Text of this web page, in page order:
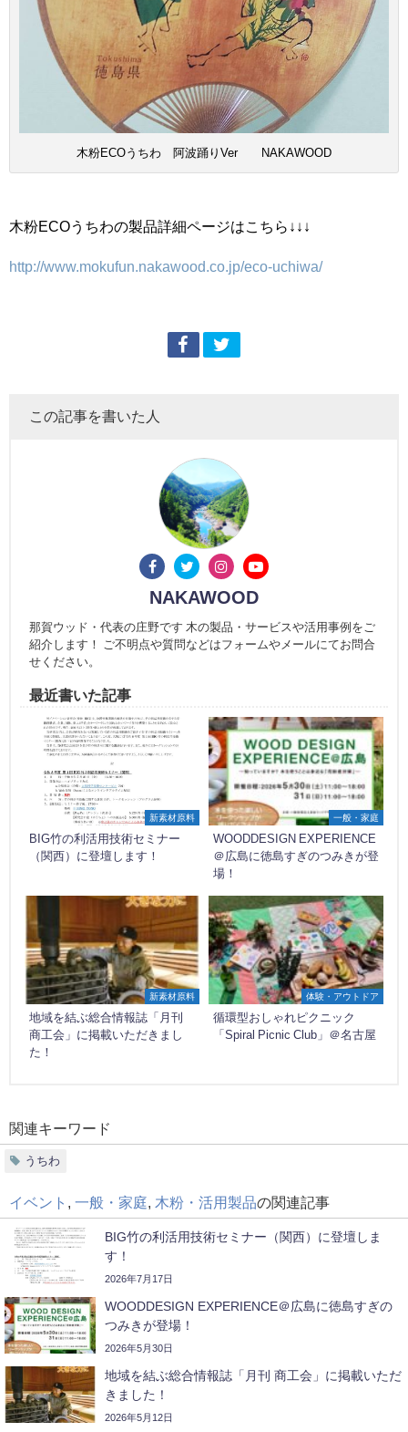
木粉ECOうちわ 阿波踊りVer NAKAWOOD
木粉ECOうちわの製品詳細ページはこちら↓↓↓
http://www.mokufun.nakawood.co.jp/eco-uchiwa/
この記事を書いた人
NAKAWOOD
那賀ウッド・代表の庄野です 木の製品・サービスや活用事例をご
紹介します！ ご不明点や質問などはフォームやメールにてお問合
せください。
最近書いた記事
新素材原料
BIG竹の利活用技術セミナー
（関西）に登壇します！
一般・家庭
WOODDESIGN EXPERIENCE
＠広島に徳島すぎのつみきが登
場！
新素材原料
地域を結ぶ総合情報誌「月刊
商工会」に掲載いただきまし
た！
体験・アウトドア
循環型おしゃれピクニック
「Spiral Picnic Club」＠名古屋
関連キーワード
うちわ
イベント , 一般・家庭, 木粉・活用製品の関連記事
BIG竹の利活用技術セミナー（関西）に登壇しま
す！
2026年7月17日
WOODDESIGN EXPERIENCE＠広島に徳島すぎの
つみきが登場！
2026年5月30日
地域を結ぶ総合情報誌「月刊 商工会」に掲載いただ
きました！
2026年5月12日